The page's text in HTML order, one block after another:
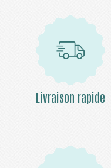
Livraison rapide